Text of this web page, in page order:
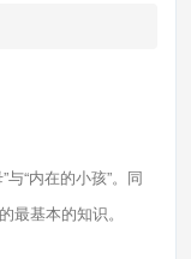
“内在的小孩”。同
最基本的知识。